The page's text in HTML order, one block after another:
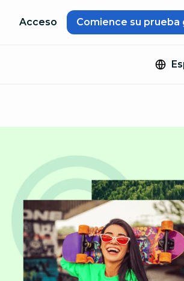
Acceso Comience su prueba